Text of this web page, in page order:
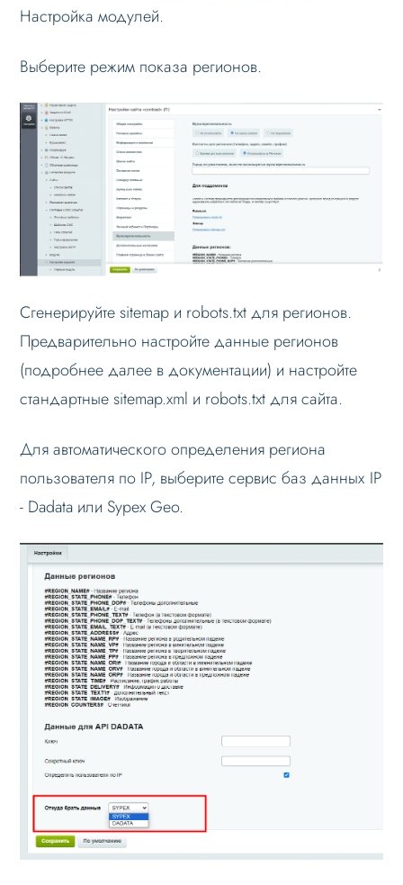
Возможности
Настройка на хостинге
Режимы работы
Основные теги
Настройка данных
Настройка Sitemap
Настройка robots.txt
Решение проблем
Меню сайта
Блоки / секции сайта
Личный кабинет
Формы и коммуникации
Лендинги и посадочные страницы
Проблемы и решения
Вопрос-ответ
Настройка модулей.
Выберите режим показа регионов.
Сгенерируйте sitemap и robots.txt для регионов.
Предварительно настройте данные регионов
(подробнее далее в документации) и настройте
стандартные sitemap.xml и robots.txt для сайта.
Для автоматического определения региона
пользователя по IP, выберите сервис баз данных IP
- Dadata или Sypex Geo.